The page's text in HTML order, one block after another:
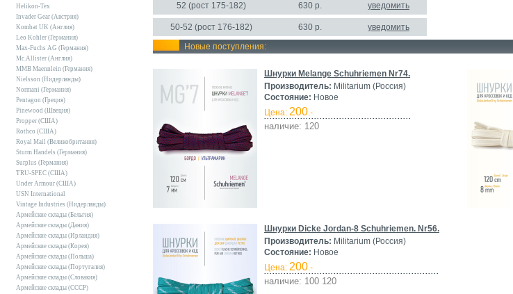
52 (рост 175-182) 630 р. уведомить
50-52 (рост 176-182) 630 р.
уведомить
Новые поступления:
Шнурки Melange Schuhriemen Nr74.
Производитель: Militarium (Россия)
Состояние: Новое
Цена: 200.-
наличие: 120
Шнурки Dicke Jordan-8 Schuhriemen. Nr56.
Производитель: Militarium (Россия)
Состояние: Новое
Цена: 200.-
наличие: 100 120
Helikon-Tex
Invader Gear (Австрия)
Kombat UK (Англия)
Leo Kohler (Германия)
Max-Fuchs AG (Германия)
Mc.Allister (Англия)
MMB Maennlein (Германия)
Nielsson (Нидерланды)
Normani (Германия)
Pentagon (Греция)
Pinewood (Швеция)
Propper (США)
Rothco (США)
Royal Mail (Великобритания)
Sturm Handels (Германия)
Surplus (Германия)
TRU-SPEC (США)
Under Armour (США)
USN International
Vintage Industries (Нидерланды)
Армейские склады (Бельгия)
Армейские склады (Дания)
Армейские склады (Ирландия)
Армейские склады (Корея)
Армейские склады (Польша)
Армейские склады (Португалия)
Армейские склады (Словакия)
Армейские склады (СССР)